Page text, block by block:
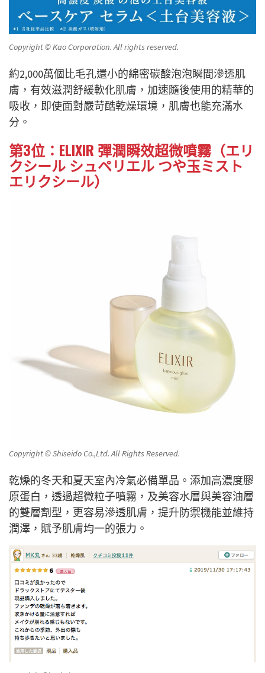
Copyright © Kao Corporation. All rights reserved.
約2,000萬個比毛孔還小的綿密碳酸泡泡瞬間滲透肌
膚，有效滋潤舒緩軟化肌膚，加速隨後使用的精華的
吸收，即使面對嚴苛酷乾燥環境，肌膚也能充滿水
分。
第3位：ELIXIR 彈潤瞬效超微噴霧（エリ
クシール シュペリエル つや玉ミスト
エリクシール）
Copyright © Shiseido Co.,Ltd. All Rights Reserved.
乾燥的冬天和夏天室內冷氣必備單品。添加高濃度膠
原蛋白，透過超微粒子噴霧，及美容水層與美容油層
的雙層劑型，更容易滲透肌膚，提升防禦機能並維持
潤澤，賦予肌膚均一的張力。